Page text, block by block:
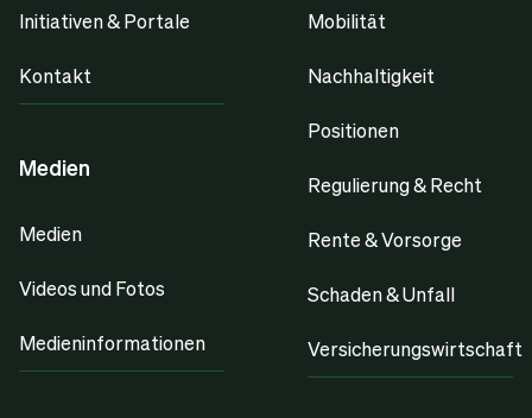
Initiativen & Portale
Kontakt
Medien
Medien
Videos und Fotos
Medieninformationen
Mobilität
Nachhaltigkeit
Positionen
Regulierung & Recht
Rente & Vorsorge
Schaden & Unfall
Versicherungswirtschaft